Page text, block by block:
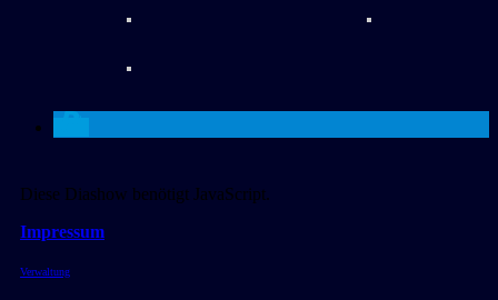
Diese Diashow benötigt JavaScript.
Impressum
Verwaltung